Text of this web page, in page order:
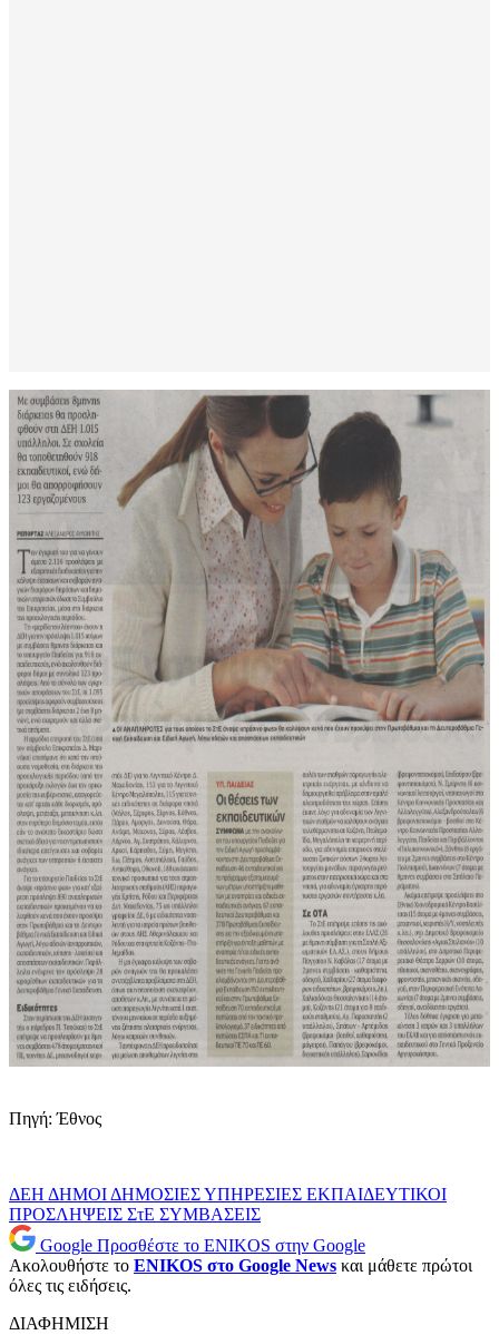
Πηγή: Έθνος
ΔΕΗ ΔΗΜΟΙ ΔΗΜΟΣΙΕΣ ΥΠΗΡΕΣΙΕΣ ΕΚΠΑΙΔΕΥΤΙΚΟΙ
ΠΡΟΣΛΗΨΕΙΣ ΣτΕ ΣΥΜΒΑΣΕΙΣ
Google Προσθέστε το ENIKOS στην Google
Ακολουθήστε το ENIKOS στο Google News και μάθετε πρώτοι
όλες τις ειδήσεις.
ΔΙΑΦΗΜΙΣΗ